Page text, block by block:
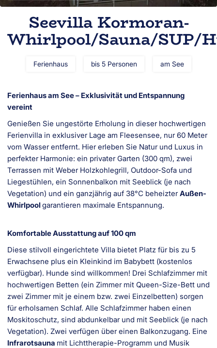
Seevilla Kormoran-
Whirlpool/Sauna/SUP/
Ferienhaus bis 5 Personen am See
Ferienhaus am See – Exklusivität und Entspannung
vereint
Genießen Sie ungestörte Erholung in dieser hochwertigen
Ferienvilla in exklusiver Lage am Fleesensee, nur 60 Meter
vom Wasser entfernt. Hier erleben Sie Natur und Luxus in
perfekter Harmonie: ein privater Garten (300 qm), zwei
Terrassen mit Weber Holzkohlegrill, Outdoor-Sofa und
Liegestühlen, ein Sonnenbalkon mit Seeblick (je nach
Vegetation) und ein ganzjährig auf 38°C beheizterAußen-
Whirlpool garantieren maximale Entspannung.
Komfortable Ausstattung auf 100 qm
Diese stilvoll eingerichtete Villa bietet Platz für bis zu 5
Erwachsene plus ein Kleinkind im Babybett (kostenlos
verfügbar). Hunde sind willkommen! Drei Schlafzimmer mit
hochwertigen Betten (ein Zimmer mit Queen-Size-Bett und
zwei Zimmer mit je einem bzw. zwei Einzelbetten) sorgen
für erholsamen Schlaf. Alle Schlafzimmer haben einen
Moskitoschutz, sind abdunkelbar und mit Seeblick (je nach
Vegetation). Zwei verfügen über einen Balkonzugang. Eine
Infrarotsauna mit Lichttherapie-Programm und Musik